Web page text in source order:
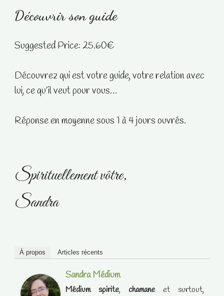
Découvrir son guide
Suggested Price:25.60€
Découvrez qui est votre guide, votre relation avec
lui, ce qu’il veut pour vous…
Réponse en moyenne sous 1 à 4 jours ouvrés.
Spirituellement vôtre,
Sandra
À propos Articles récents
Sandra Médium
Médium spirite, chamaneet surtout,